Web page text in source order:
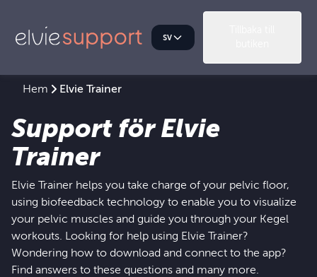
sv
Hem Elvie Trainer
Support för Elvie
Trainer
Elvie Trainer helps you take charge of your pelvic floor,
using biofeedback technology to enable you to visualize
your pelvic muscles and guide you through your Kegel
workouts. Looking for help using Elvie Trainer?
Wondering how to download and connect to the app?
Find answers to these questions and many more.